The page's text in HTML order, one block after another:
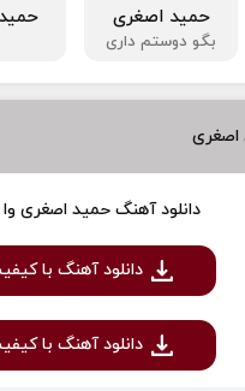
حمید اصغری
بگو دوستم داری
اصغری
دانلود آهنگ حمید اصغری
دانلود آهنگ با کیفیت
دانلود آهنگ با کیفیت